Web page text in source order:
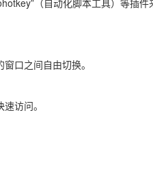
（自动化脚本工具）等插件
口之间自由切换。
访问。